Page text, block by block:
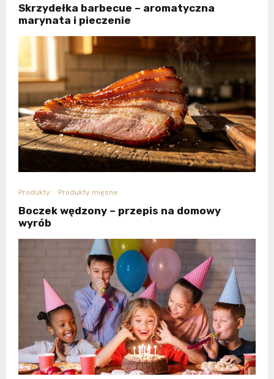
Skrzydełka barbecue – aromatyczna
marynata i pieczenie
Produkty Produkty mięsne
Boczek wędzony – przepis na domowy
wyrób